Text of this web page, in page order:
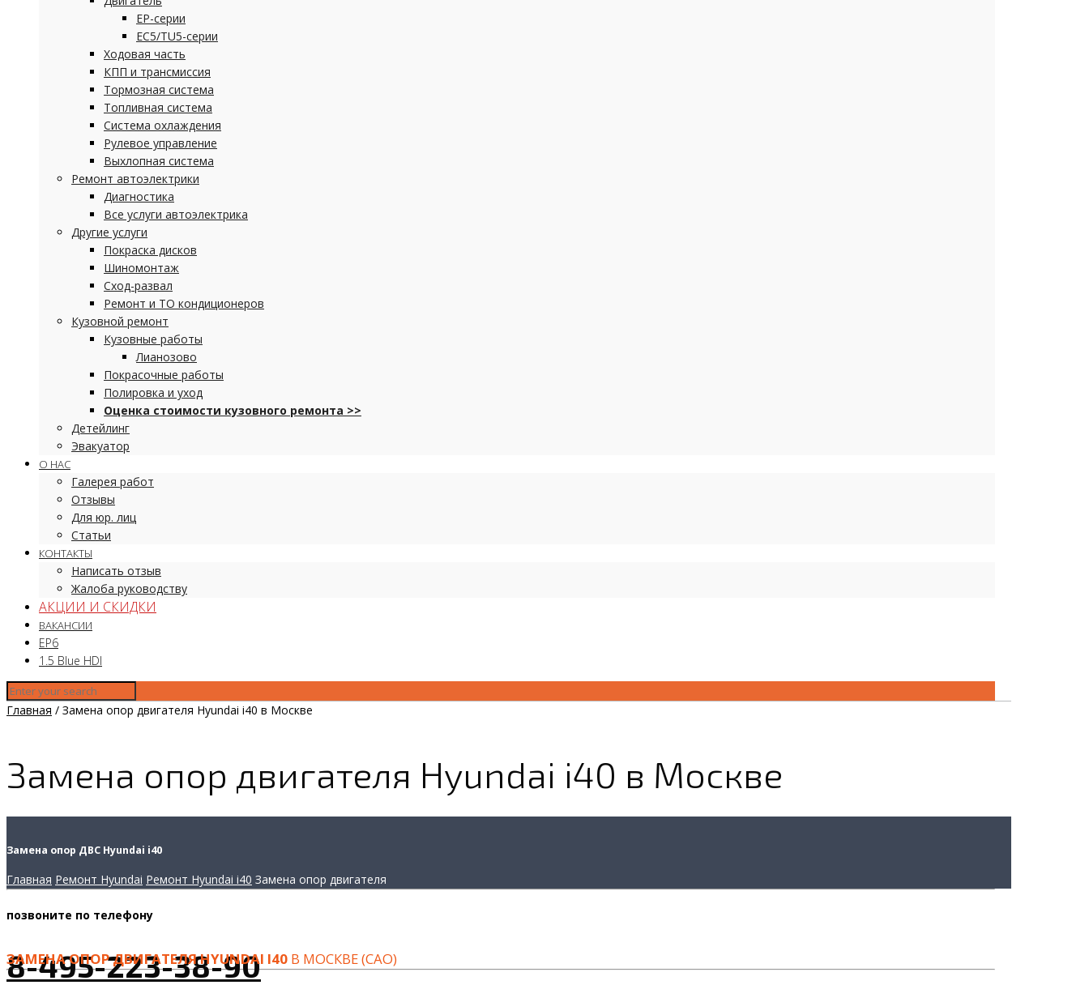
EP-серии
EC5/TU5-серии
Ходовая часть
КПП и трансмиссия
Тормозная система
Топливная система
Система охлаждения
Рулевое управление
Выхлопная система
Ремонт автоэлектрики
Диагностика
Все услуги автоэлектрика
Другие услуги
Покраска дисков
Шиномонтаж
Сход-развал
Ремонт и ТО кондиционеров
Кузовной ремонт
Кузовные работы
Лианозово
Покрасочные работы
Полировка и уход
Оценка стоимости кузовного ремонта >>
Детейлинг
Эвакуатор
О НАС
Галерея работ
Отзывы
Для юр. лиц
Статьи
КОНТАКТЫ
Написать отзыв
Жалоба руководству
АКЦИИ И СКИДКИ
ВАКАНСИИ
EP6
1.5 Blue HDI
Главная / Замена опор двигателя Hyundai i40 в Москве
Замена опор двигателя Hyundai i40 в Москве
Замена опор ДВС Hyundai i40
Главная Ремонт Hyundai Ремонт Hyundai i40 Замена опор двигателя
позвоните по телефону
8-495-223-38-90
ЗАМЕНА ОПОР ДВИГАТЕЛЯ HYUNDAI I40 В МОСКВЕ (САО)